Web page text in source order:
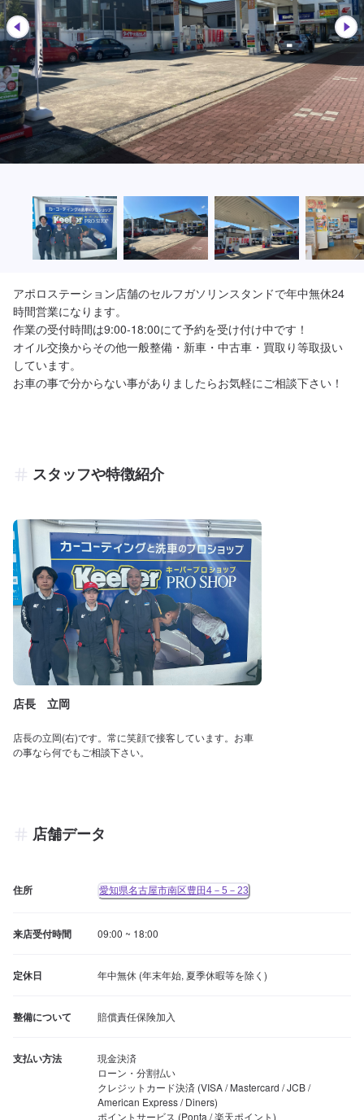
アポロステーション店舗のセルフガソリンスタンドで年中無休24
時間営業になります。
作業の受付時間は9:00-18:00にて予約を受け付け中です！
オイル交換からその他一般整備・新車・中古車・買取り等取扱い
しています。
スタッフや特徴紹介
店長 立岡
店長の立岡(右)です。常に笑顔で接客しています。お車
の事なら何でもご相談下さい。
店舗データ
住所 愛知県名古屋市南区豊田4－5－23
来店受付時間 09:00 ~ 18:00
定休日 年中無休 (年末年始, 夏季休暇等を除く)
整備について 賠償責任保険加入
支払い方法
現金決済
ローン・分割払い
クレジットカード決済 (VISA / Mastercard / JCB /
American Express / Diners)
ポイントサービス (Ponta / 楽天ポイント)